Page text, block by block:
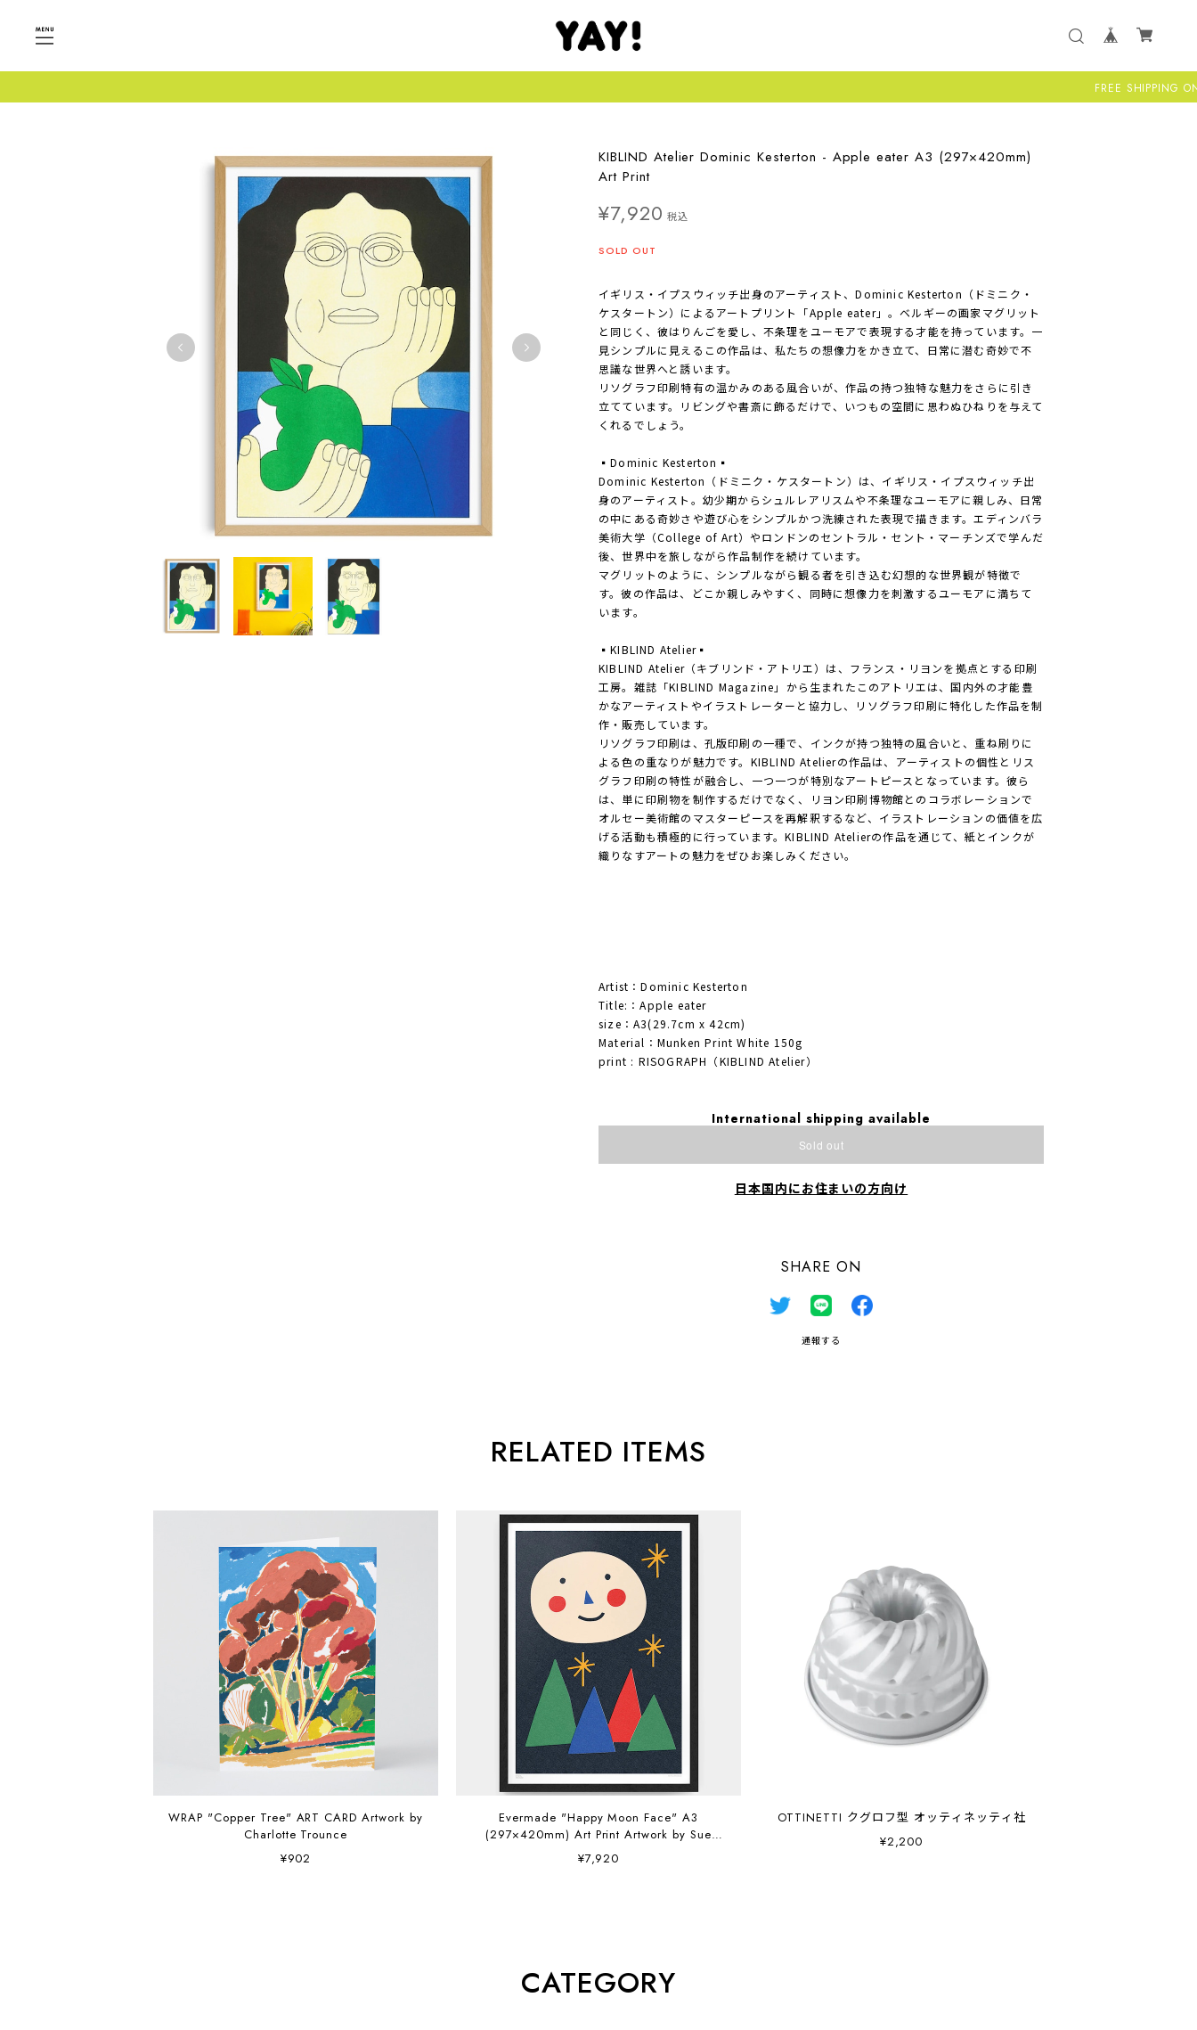
FREE SHIPPING ON ALL US
KIBLIND Atelier Dominic Kesterton - Apple eater A3 (297×420mm)
Art Print
¥7,920 税込
SOLD OUT
イギリス・イプスウィッチ出身のアーティスト、Dominic Kesterton（ドミニク・
ケスタートン）によるアートプリント「Apple eater」。ベルギーの画家マグリット
と同じく、彼はりんごを愛し、不条理をユーモアで表現する才能を持っています。一
見シンプルに見えるこの作品は、私たちの想像力をかき立て、日常に潜む奇妙で不
思議な世界へと誘います。
リソグラフ印刷特有の温かみのある風合いが、作品の持つ独特な魅力をさらに引き
立てています。リビングや書斎に飾るだけで、いつもの空間に思わぬひねりを与えて
くれるでしょう。
▪️Dominic Kesterton▪️
Dominic Kesterton（ドミニク・ケスタートン）は、イギリス・イプスウィッチ出
身のアーティスト。幼少期からシュルレアリスムや不条理なユーモアに親しみ、日常
の中にある奇妙さや遊び心をシンプルかつ洗練された表現で描きます。エディンバラ
美術大学（College of Art）やロンドンのセントラル・セント・マーチンズで学んだ
後、世界中を旅しながら作品制作を続けています。
マグリットのように、シンプルながら観る者を引き込む幻想的な世界観が特徴で
す。彼の作品は、どこか親しみやすく、同時に想像力を刺激するユーモアに満ちて
います。
▪️KIBLIND Atelier▪️
KIBLIND Atelier（キブリンド・アトリエ）は、フランス・リヨンを拠点とする印刷
工房。雑誌「KIBLIND Magazine」から生まれたこのアトリエは、国内外の才能豊
かなアーティストやイラストレーターと協力し、リソグラフ印刷に特化した作品を制
作・販売しています。
リソグラフ印刷は、孔版印刷の一種で、インクが持つ独特の風合いと、重ね刷りに
よる色の重なりが魅力です。KIBLIND Atelierの作品は、アーティストの個性とリス
グラフ印刷の特性が融合し、一つ一つが特別なアートピースとなっています。彼ら
は、単に印刷物を制作するだけでなく、リヨン印刷博物館とのコラボレーションで
オルセー美術館のマスターピースを再解釈するなど、イラストレーションの価値を広
げる活動も積極的に行っています。KIBLIND Atelierの作品を通じて、紙とインクが
織りなすアートの魅力をぜひお楽しみください。
Artist：Dominic Kesterton
Title:：Apple eater
size：A3(29.7cm x 42cm)
Material：Munken Print White 150g
print : RISOGRAPH（KIBLIND Atelier）
International shipping available
Sold out
日本国内にお住まいの方向け
SHARE ON
通報する
RELATED ITEMS
WRAP "Copper Tree" ART CARD Artwork by
Charlotte Trounce
¥902
Evermade "Happy Moon Face" A3
(297×420mm) Art Print Artwork by Sue
Doeksen
¥7,920
OTTINETTI クグロフ型 オッティネッティ社
¥2,200
CATEGORY